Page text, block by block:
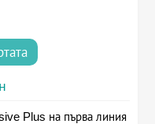
Plus на първа линия